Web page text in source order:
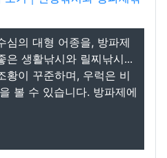
심의 대형 어종을, 방파제
은 생활낚시와 릴찌낚시...
황이 꾸준하며, 우럭은 비
볼 수 있습니다. 방파제에